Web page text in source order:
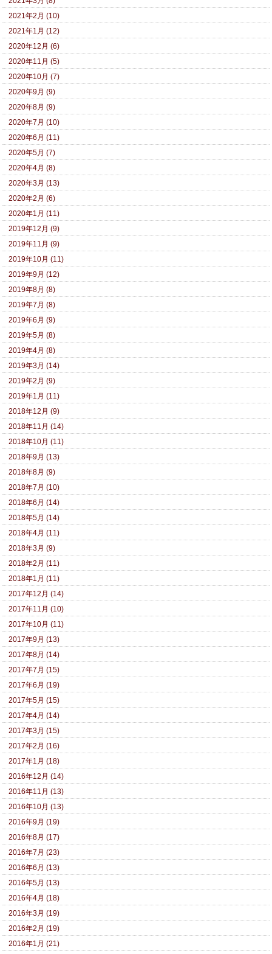
2021年2月 (10)
2021年1月 (12)
2020年12月 (6)
2020年11月 (5)
2020年10月 (7)
2020年9月 (9)
2020年8月 (9)
2020年7月 (10)
2020年6月 (11)
2020年5月 (7)
2020年4月 (8)
2020年3月 (13)
2020年2月 (6)
2020年1月 (11)
2019年12月 (9)
2019年11月 (9)
2019年10月 (11)
2019年9月 (12)
2019年8月 (8)
2019年7月 (8)
2019年6月 (9)
2019年5月 (8)
2019年4月 (8)
2019年3月 (14)
2019年2月 (9)
2019年1月 (11)
2018年12月 (9)
2018年11月 (14)
2018年10月 (11)
2018年9月 (13)
2018年8月 (9)
2018年7月 (10)
2018年6月 (14)
2018年5月 (14)
2018年4月 (11)
2018年3月 (9)
2018年2月 (11)
2018年1月 (11)
2017年12月 (14)
2017年11月 (10)
2017年10月 (11)
2017年9月 (13)
2017年8月 (14)
2017年7月 (15)
2017年6月 (19)
2017年5月 (15)
2017年4月 (14)
2017年3月 (15)
2017年2月 (16)
2017年1月 (18)
2016年12月 (14)
2016年11月 (13)
2016年10月 (13)
2016年9月 (19)
2016年8月 (17)
2016年7月 (23)
2016年6月 (13)
2016年5月 (13)
2016年4月 (18)
2016年3月 (19)
2016年2月 (19)
2016年1月 (21)